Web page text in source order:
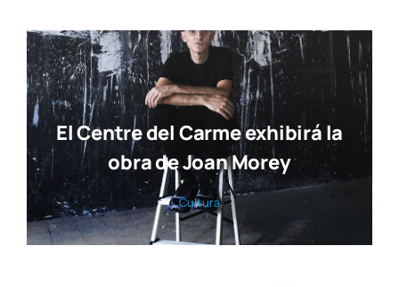
El Centre del Carme exhibirá la
obra de Joan Morey
Cul­tu­ra